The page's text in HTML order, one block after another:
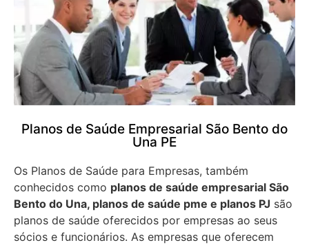
Planos de Saúde Empresarial São Bento do
Una PE
Os Planos de Saúde para Empresas, também
conhecidos como planos de saúde empresarial São
Bento do Una, planos de saúde pme e planos PJ são
planos de saúde oferecidos por empresas ao seus
sócios e funcionários. As empresas que oferecem